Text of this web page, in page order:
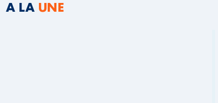
A LA UNE